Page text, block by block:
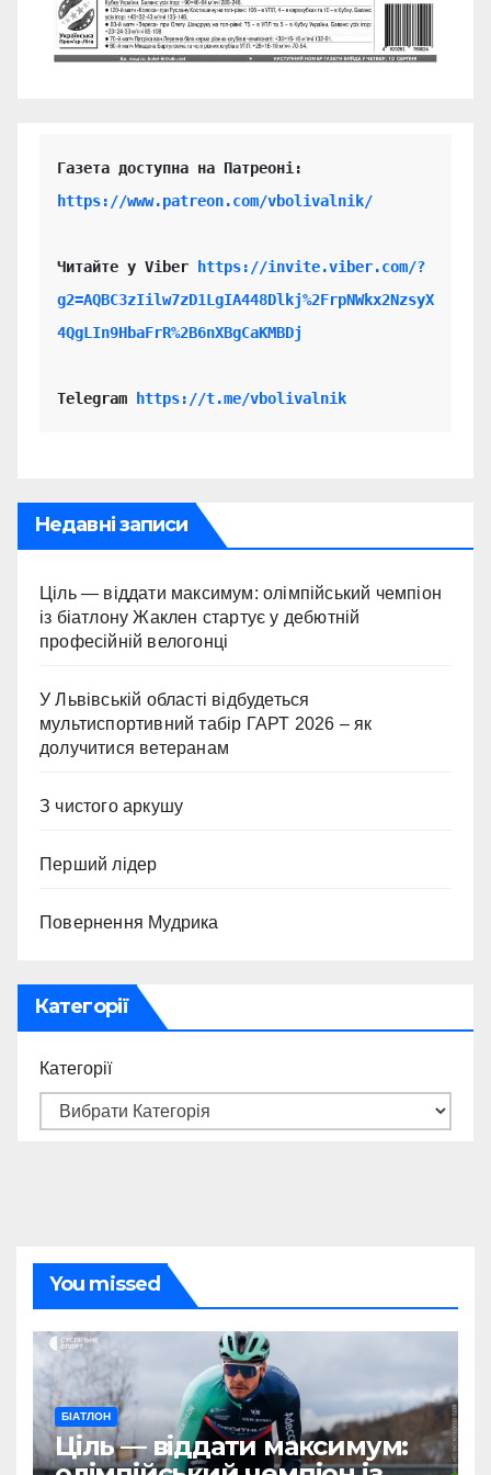
https://www.patreon.com/vbolivalnik/
Читайте у Viber
https://invite.viber.com/?
g2=AQBC3zIilw7zD1LgIA448Dlkj%2FrpNWkx2NzsyX
4QgLIn9HbaFrR%2B6nXBgCaKMBDj
Telegram https://t.me/vbolivalnik
Недавні записи
Ціль — віддати максимум: олімпійський чемпіон
із біатлону Жаклен стартує у дебютній
професійній велогонці
У Львівській області відбудеться
мультиспортивний табір ГАРТ 2026 – як
долучитися ветеранам
З чистого аркушу
Перший лідер
Повернення Мудрика
Категорії
Категорії
You missed
БІАТЛОН
Ціль — віддати максимум: